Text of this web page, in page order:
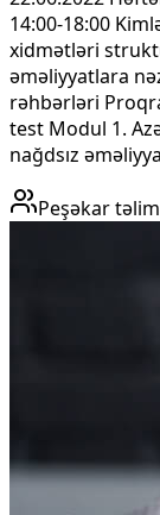
14:00-18:00
xidmətləri
əməliyyatlara
rəhbərləri
test Modul 1.
nağdsız
Peşəkar təlim